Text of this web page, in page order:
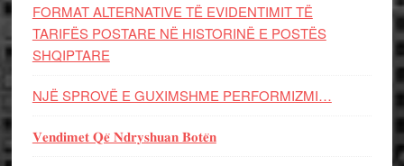
FORMAT ALTERNATIVE TË EVIDENTIMIT TË
TARIFËS POSTARE NË HISTORINË E POSTËS
SHQIPTARE
NJË SPROVË E GUXIMSHME PERFORMIZMI…
𝐕𝐞𝐧𝐝𝐢𝐦𝐞𝐭 𝐐𝐞̈ 𝐍𝐝𝐫𝐲𝐬𝐡𝐮𝐚𝐧 𝐁𝐨𝐭𝐞̈𝐧